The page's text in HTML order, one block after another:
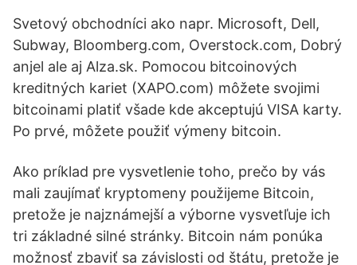
Svetový obchodníci ako napr. Microsoft, Dell,
Subway, Bloomberg.com, Overstock.com, Dobrý
anjel ale aj Alza.sk. Pomocou bitcoinových
kreditných kariet (XAPO.com) môžete svojimi
bitcoinami platiť všade kde akceptujú VISA karty.
Po prvé, môžete použiť výmeny bitcoin.
Ako príklad pre vysvetlenie toho, prečo by vás
mali zaujímať kryptomeny použijeme Bitcoin,
pretože je najznámejší a výborne vysvetľuje ich
tri základné silné stránky. Bitcoin nám ponúka
možnosť zbaviť sa závislosti od štátu, pretože je